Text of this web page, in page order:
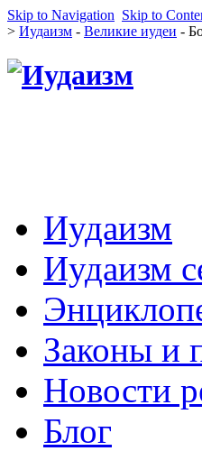
Skip to Navigation Skip to
> Иудаизм - Великие иудеи -
Иудаизм
Иудаизм
Законы и
Новости
Блог